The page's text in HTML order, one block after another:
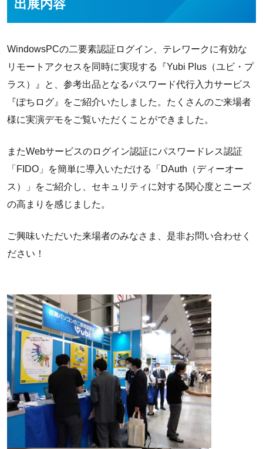
出展内容
WindowsPCの二要素認証ログイン、テレワークに有効な
リモートアクセスを同時に実現する『Yubi Plus（ユビ・プ
ラス）』と、参考出品となるパスワード代行入力サービス
『ぽちログ』をご紹介いたしました。たくさんのご来場者
様に実演デモをご覧いただくことができました。
またWebサービスのログイン認証にパスワードレス認証
「FIDO」を簡単に導入いただける「DAuth（ディーオー
ス）」をご紹介し、セキュリティに対する関心度とニーズ
の高まりを感じました。
ご興味いただいた来場者のみなさま、是非お問い合わせく
ださい！